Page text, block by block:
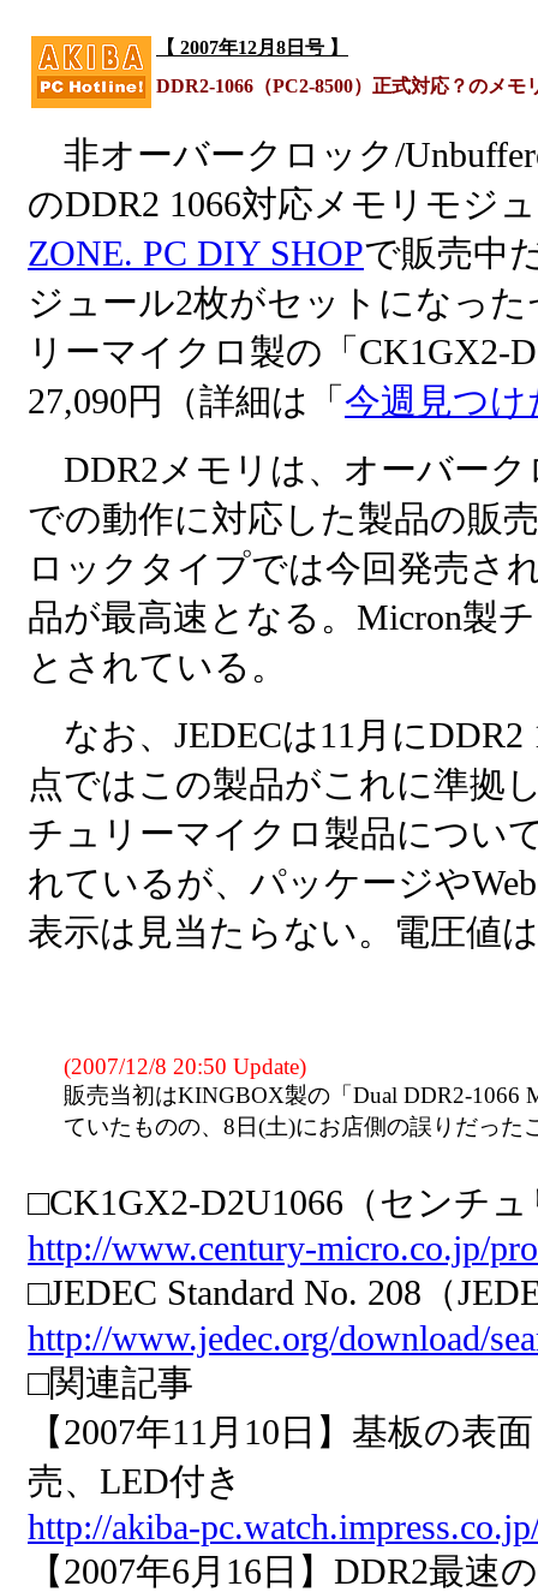
【 2007年12月8日号 】
DDR2-1066（PC2-8500）正式対応？のメモ
非オーバークロック/
のDDR2 1066対応メモリモジ
ZONE. PC DIY SHOPで販売中
ジュール2枚がセットになっ
リーマイクロ製の「CK1GX2-
27,090円（詳細は「 今週見つけ
DDR2メモリは、オーバーク
での動作に対応した製品の販
ロックタイプでは今回発売さ
品が最高速となる。Micron製
とされている。
なお、JEDECは11月に
点ではこの製品がこれに準拠
チュリーマイクロ製品につい
れているが、パッケージや
表示は見当たらない。電圧値
(2007/12/8 20:50 Update)
販売当初はKINGBOX製の「Dual DDR2-1066
ていたものの、8日(土)にお店側の誤りだっ
□CK1GX2-D2U1066（センチ
http://www.century-micro.co.jp/
□JEDEC Standard No. 208（
http://www.jedec.org/download/
□関連記事
【2007年11月10日】基板の表
売、LED付き
http://akiba-
【2007年6月16日】DDR2最速